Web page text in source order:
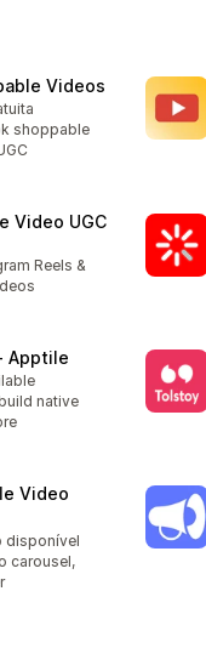
Videos
shoppable
Video UGC
Reels &
Apptile
native
Video
disponível
carousel,